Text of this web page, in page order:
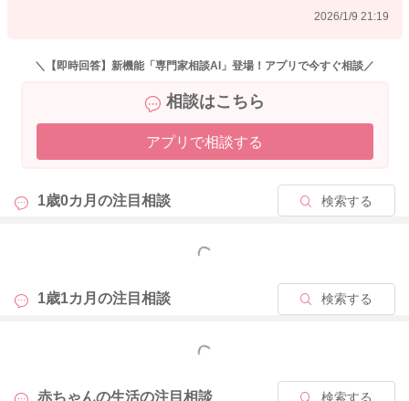
プに進んでいくために起こっていることになります。
他の親御さん、お子さんのことを思うと憂鬱になってしまうこ
ともあると思うのですが、お互い様のところもきっとあるので
必ず乱暴になってしまうということではないと思いますよ。
知ることが増えていくことで、変わっていくと思いますよ。
よかったら参考になさってみてください。
2026/1/9 21:19
＼【即時回答】新機能「専門家相談AI」登場！アプリで今すぐ相談／
相談はこちら
アプリで相談する
1歳0カ月の注目相談 検索する
もっと見る
1歳1カ月の注目相談 検索する
もっと見る
赤ちゃんの生活の注目相談 検索する